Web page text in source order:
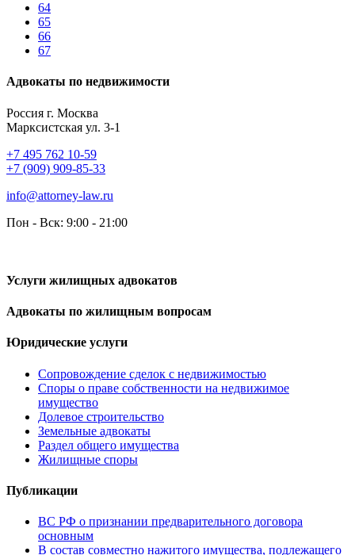
64
65
66
67
Адвокаты по недвижимости
Россия г. Москва
Марксистская ул. 3-1
+7 495 762 10-59
+7 (909) 909-85-33
info@attorney-law.ru
Пон - Вск: 9:00 - 21:00
Услуги жилищных адвокатов
Адвокаты по жилищным вопросам
Юридические услуги
Сопровождение сделок с недвижимостью
Споры о праве собственности на недвижимое
имущество
Долевое строительство
Земельные адвокаты
Раздел общего имущества
Жилищные споры
Публикации
ВС РФ о признании предварительного договора
основным
В состав совместно нажитого имущества, подлежащего